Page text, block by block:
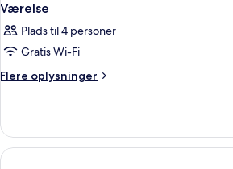
Værelse
Plads til 4 personer
Gratis Wi-Fi
Flere oplysninger
Flere